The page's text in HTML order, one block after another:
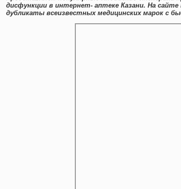
дисфункции в интернет- аптеке Казани. На
дубликаты всеизвестных медицинских марок с